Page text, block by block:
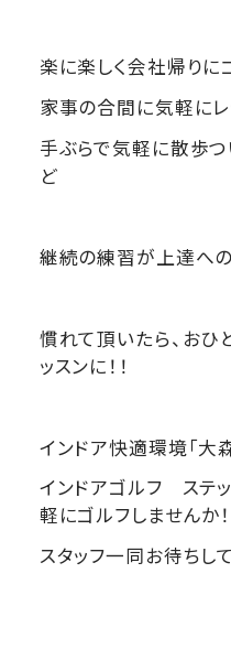
楽に楽しく会社帰りに
家事の合間に気軽にレ
手ぶらで気軽に散歩
ど
継続の練習が上達への
慣れて頂いたら、おひ
ッスンに！！
インドア快適環境「
インドアゴルフ ステ
軽にゴルフしませんか！
スタッフ一同お待ちし